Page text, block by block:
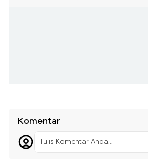
Komentar
Tulis Komentar Anda...